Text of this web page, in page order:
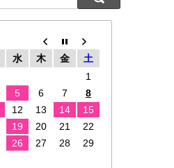
水 木 金
土
1
5 6 7
8
12 13 14
15
19 20 21
22
26 27 28
29